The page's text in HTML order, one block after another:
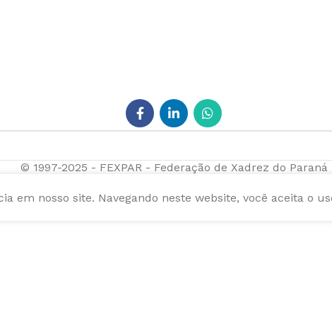
© 1997-2025 - FEXPAR - Federação de Xadrez do Paraná
em nosso site. Navegando neste website, você aceita o